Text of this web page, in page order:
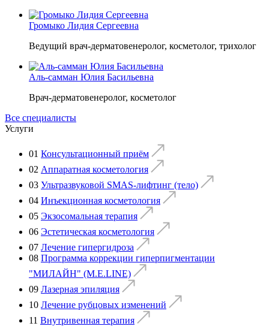
Громыко Лидия Сергеевна
Ведущий врач-дерматовенеролог, косметолог, трихолог
Аль-самман Юлия Басильевна
Врач-дерматовенеролог, косметолог
Все специалисты
Услуги
01 Консультационный приём
02 Аппаратная косметология
03 Ультразвуковой SMAS-лифтинг (тело)
04 Инъекционная косметология
05 Экзосомальная терапия
06 Эстетическая косметология
07 Лечение гипергидроза
08 Программа коррекции гиперпигментации
"МИЛАЙН" (M.E.LINE)
09 Лазерная эпиляция
10 Лечение рубцовых изменений
11 Внутривенная терапия